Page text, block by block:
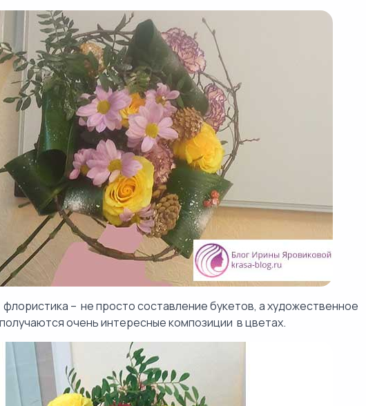
– не просто составление букетов, а художественное
очень интересные композиции в цветах.